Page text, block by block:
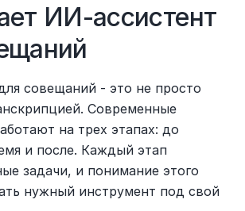
ИИ-ассистент
совещаний - это не просто
Современные
на трех этапах: до
и после. Каждый этап
задачи, и понимание этого
нужный инструмент под свой